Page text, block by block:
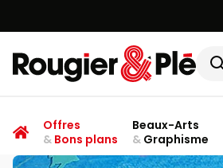
Rougier & Plé
Offres
&Bons plans
Beaux-Arts
&Graphisme